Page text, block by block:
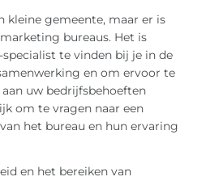
kleine gemeente, maar er is
bureaus. Het is
te vinden bij je in de
en om ervoor te
uw bedrijfsbehoeften
om te vragen naar een
het bureau en hun ervaring
en het bereiken van